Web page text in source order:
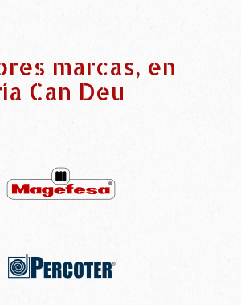
marcas, en
Can Deu